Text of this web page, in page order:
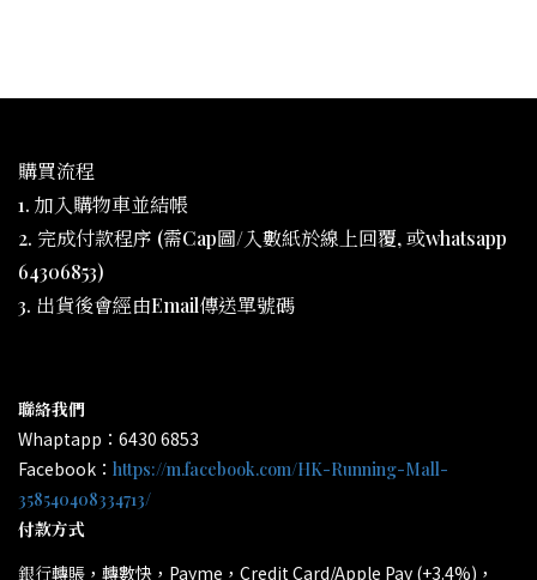
購買流程
1. 加入購物車並結帳
2. 完成付款程序 (需Cap圖/入數紙於線上回覆, 或whatsapp
64306853)
3. 出貨後會經由Email傳送單號碼
聯絡我們
Whaptapp：6430 6853
Facebook： https://m.facebook.com/HK-Running-Mall-
358540408334713/
付款方式
銀行轉賬，轉數快，Payme，Credit Card/Apple Pay (+3.4%)，